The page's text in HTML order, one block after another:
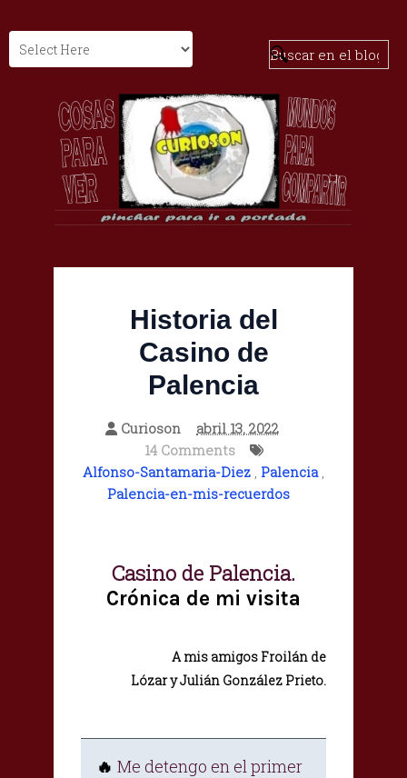
Historia del
Casino de
Palencia
Curioson
abril 13, 2022
14 Comments
Alfonso-Santamaria-Diez , Palencia,
Palencia-en-mis-recuerdos
Casino de Palencia.
Crónica de mi visita
A mis amigos Froilán de
Lózar y Julián González Prieto.
🔥 Me detengo en el primer